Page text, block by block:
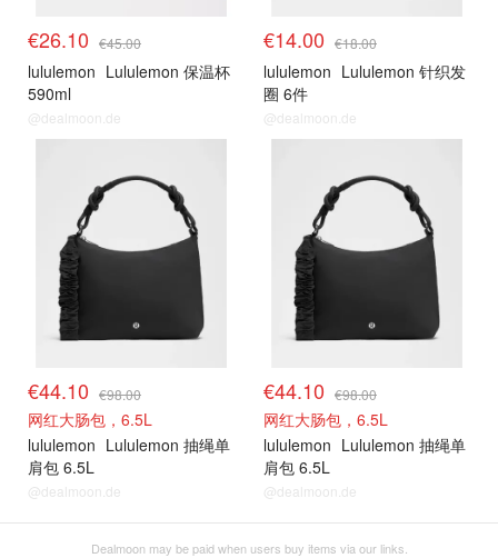
€26.10 €45.00
lululemon Lululemon 保温杯
590ml
@dealmoon.de
€14.00 €18.00
lululemon Lululemon 针织发
圈 6件
@dealmoon.de
€44.10 €98.00
网红大肠包，6.5L
lululemon Lululemon 抽绳单
肩包 6.5L
@dealmoon.de
€44.10 €98.00
网红大肠包，6.5L
lululemon Lululemon 抽绳单
肩包 6.5L
@dealmoon.de
Dealmoon may be paid when users buy items via our links.